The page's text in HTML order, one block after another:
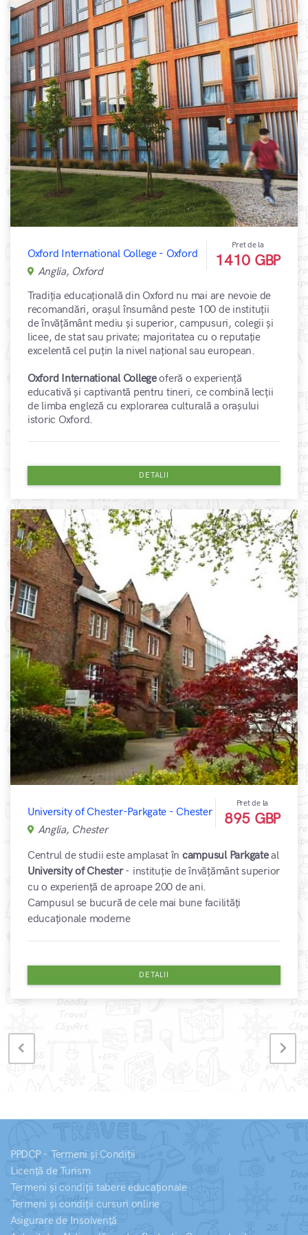
Oxford International College - Oxford
Anglia, Oxford
Pret de la
1410 GBP
Tradiția educațională din Oxford nu mai are nevoie de
recomandări, orașul însumând peste 100 de instituții
de învățământ mediu și superior, campusuri, colegii și
licee, de stat sau private; majoritatea cu o reputație
excelentă cel puțin la nivel național sau european.
Oxford International Collegeoferă o experiență
educativă și captivantă pentru tineri, ce combină lecții
de limba engleză cu explorarea culturală a orașului
istoric Oxford.
DETALII
University of Chester-Parkgate - Chester
Anglia, Chester
Pret de la
895 GBP
Centrul de studii este amplasat în campusul Parkgateal
University of Chester- instituție de învățământ superior
cu o experiență de aproape 200 de ani.
Campusul se bucură de cele mai bune facilități
educaționale moderne
DETALII
PPDCP - Termeni și Condiții
Licență de Turism
Termeni și condiții tabere educaționale
Termeni și condiții cursuri online
Asigurare de Insolvență